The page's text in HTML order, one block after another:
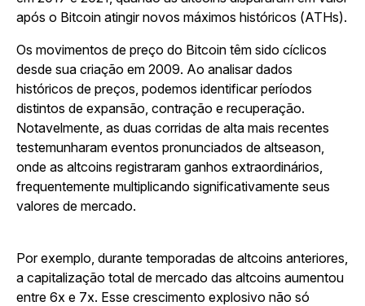
após o Bitcoin atingir novos máximos históricos (ATHs).
Os movimentos de preço do Bitcoin têm sido cíclicos
desde sua criação em 2009. Ao analisar dados
históricos de preços, podemos identificar períodos
distintos de expansão, contração e recuperação.
Notavelmente, as duas corridas de alta mais recentes
testemunharam eventos pronunciados de altseason,
onde as altcoins registraram ganhos extraordinários,
frequentemente multiplicando significativamente seus
valores de mercado.
Por exemplo, durante temporadas de altcoins anteriores,
a capitalização total de mercado das altcoins aumentou
entre 6x e 7x. Esse crescimento explosivo não só